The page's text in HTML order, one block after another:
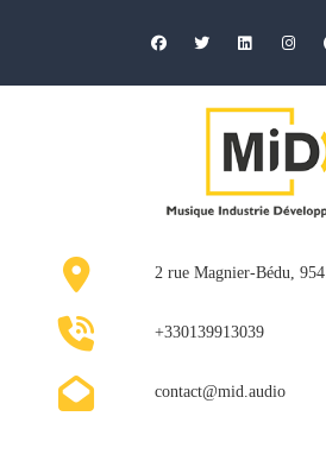
2 rue Magnier-Bédu,
+330139913039
contact@mid.audio